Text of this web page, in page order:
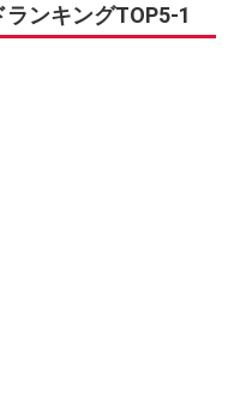
ンキングTOP5-1